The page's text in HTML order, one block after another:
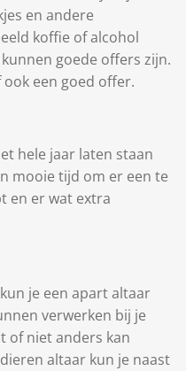
en andere
koffie of alcohol
goede offers zijn.
een goed offer.
hele jaar laten staan
mooie tijd om er een te
en er wat extra
je een apart altaar
verwerken bij je
of niet anders kan
altaar kun je naast